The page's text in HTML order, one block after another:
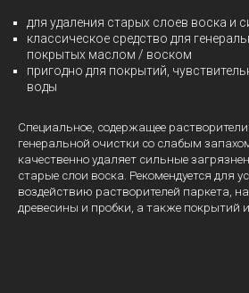
для удаления старых слоев воска и
классическое средство для
покрытых маслом / воском
пригодно для покрытий,
воды
Специальное, содержащее растворители
генеральной очистки со слабым
качественно удаляет сильные
старые слои воска. Рекомендуется для
воздействию растворителей паркета,
древесины и пробки, а также покрытий